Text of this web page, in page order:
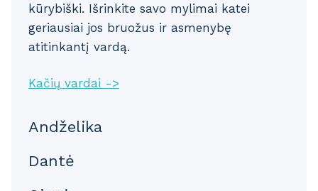
kūrybiški. Išrinkite savo mylimai katei
geriausiai jos bruožus ir asmenybę
atitinkantį vardą.
Kačių vardai ->
Andželika
Dantė